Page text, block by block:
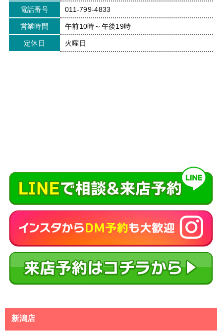
電話番号 011-799-4833
営業時間 午前10時～午後19時
定休日 火曜日
新潟店